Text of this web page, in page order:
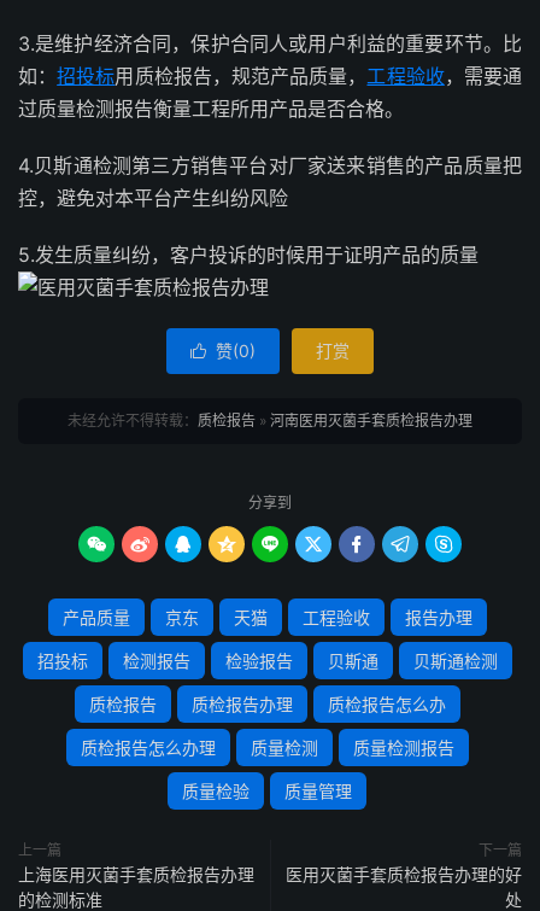
3.是维护经济合同，保护合同人或用户利益的重要环节。比
如：招投标用质检报告，规范产品质量，工程验收，需要通
过质量检测报告衡量工程所用产品是否合格。
4.贝斯通检测第三方销售平台对厂家送来销售的产品质量把
控，避免对本平台产生纠纷风险
5.发生质量纠纷，客户投诉的时候用于证明产品的质量
 赞(0) 打赏
未经允许不得转载： 质检报告 » 河南医用灭菌手套质检报告办理
分享到
        
产品质量 京东 天猫 工程验收 报告办理
招投标 检测报告 检验报告 贝斯通 贝斯通检测
质检报告 质检报告办理 质检报告怎么办
质检报告怎么办理 质量检测 质量检测报告
质量检验 质量管理
上一篇
上海医用灭菌手套质检报告办理
的检测标准
下一篇
医用灭菌手套质检报告办理的好
处